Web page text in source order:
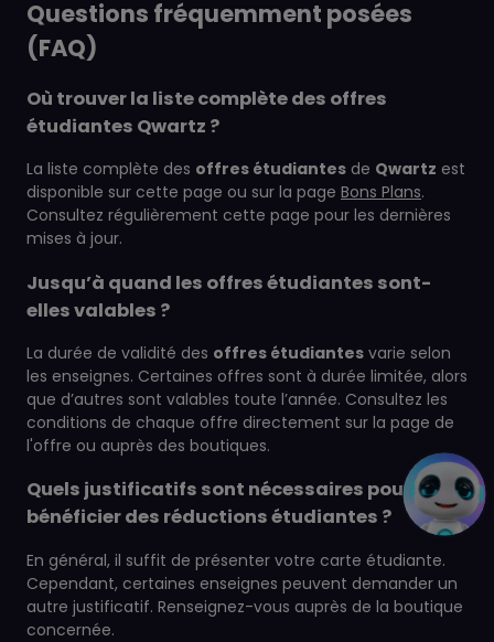
Questions fréquemment posées
(FAQ)
Où trouver la liste complète des offres
étudiantes Qwartz ?
La liste complète des offres étudiantes de Qwartz est
disponible sur cette page ou sur la page Bons Plans.
Consultez régulièrement cette page pour les dernières
mises à jour.
Jusqu’à quand les offres étudiantes sont-
elles valables ?
La durée de validité des offres étudiantes varie selon
les enseignes. Certaines offres sont à durée limitée, alors
que d’autres sont valables toute l’année. Consultez les
conditions de chaque offre directement sur la page de
l'offre ou auprès des boutiques.
Quels justificatifs sont nécessaires pour
bénéficier des réductions étudiantes ?
En général, il suffit de présenter votre carte étudiante.
Cependant, certaines enseignes peuvent demander un
autre justificatif. Renseignez-vous auprès de la boutique
concernée.